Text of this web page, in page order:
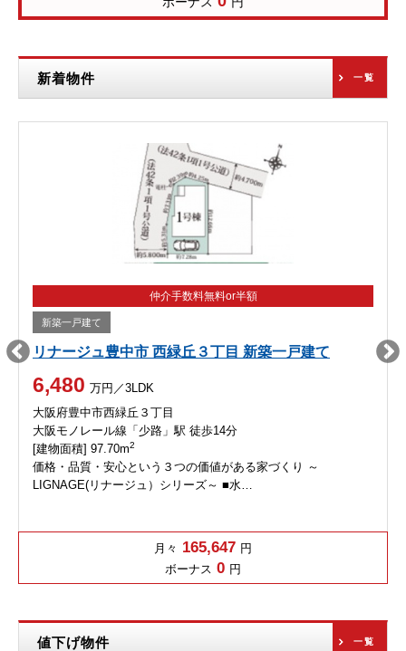
新着物件 一覧
仲介手数料無料or半額
新築一戸建て
リナージュ豊中市 西緑丘３丁目 新築一戸建て
6,480 万円／3LDK
大阪府豊中市西緑丘３丁目
大阪モノレール線「少路」駅 徒歩14分
[建物面積] 97.70m2
価格・品質・安心という３つの価値がある家づくり ～
LIGNAGE(リナージュ）シリーズ～ ■水…
月々 165,647 円
ボーナス 0 円
値下げ物件 一覧